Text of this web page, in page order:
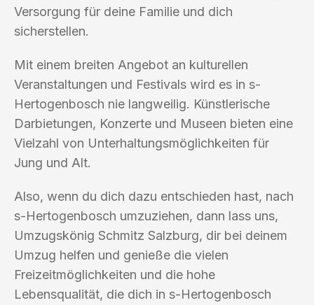
Versorgung für deine Familie und dich
sicherstellen.
Mit einem breiten Angebot an kulturellen
Veranstaltungen und Festivals wird es in s-
Hertogenbosch nie langweilig. Künstlerische
Darbietungen, Konzerte und Museen bieten eine
Vielzahl von Unterhaltungsmöglichkeiten für
Jung und Alt.
Also, wenn du dich dazu entschieden hast, nach
s-Hertogenbosch umzuziehen, dann lass uns,
Umzugskönig Schmitz Salzburg, dir bei deinem
Umzug helfen und genieße die vielen
Freizeitmöglichkeiten und die hohe
Lebensqualität, die dich in s-Hertogenbosch